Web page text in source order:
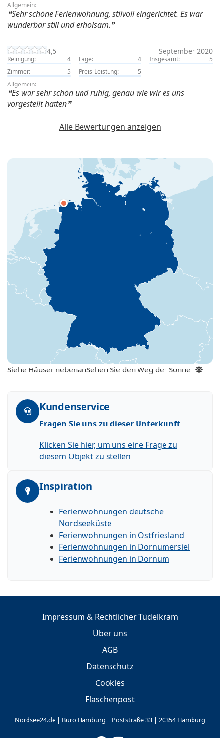
Allgemein:
Sehr schöne Ferienwohnung, stilvoll eingerichtet. Es war
wunderbar still und erholsam.
4,5 September 2020
Reinigung: 4 Lage: 4 Insgesamt:
5
Zimmer:
5 Preis-Leistung:
5
Allgemein:
Es war sehr schön und ruhig, genau wie wir es uns
vorgestellt hatten
Alle Bewertungen anzeigen
Siehe Häuser nebenanSehen Sie den Weg der Sonne
Kundenservice
Fragen Sie uns zu dieser Unterkunft
Klicken Sie hier, um uns eine Frage zu
diesem Objekt zu stellen
Inspiration
Ferienwohnungen deutsche
Nordseeküste
Ferienwohnungen in Ostfriesland
Ferienwohnungen in Dornumersiel
Ferienwohnungen in Dornum
Impressum & Rechtlicher Tüdelkram
Über uns
AGB
Datenschutz
Cookies
Flaschenpost
Nordsee24.de | Büro Hamburg | Poststraße 33 | 20354 Hamburg